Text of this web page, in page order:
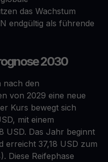
das Wachstum
endgültig als führende
2030
nach den
von 2029 eine neue
Kurs bewegt sich
mit einem
USD. Das Jahr beginnt
erreicht 37,18 USD zum
Diese Reifephase